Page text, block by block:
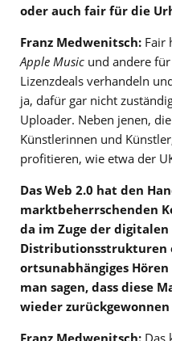
oder auch fair für die
Franz Medwenitsch: Fair
Apple Music und andere
Lizenzdeals verhandeln
ja, dafür gar nicht
Uploader. Neben jenen,
Künstlerinnen und
profitieren, wie etwa der
Das Web 2.0 hat den
marktbeherrschenden
da im Zuge der
Distributionsstrukturen
ortsunabhängiges
man sagen, dass diese
wieder
Franz Medwenitsch: Das